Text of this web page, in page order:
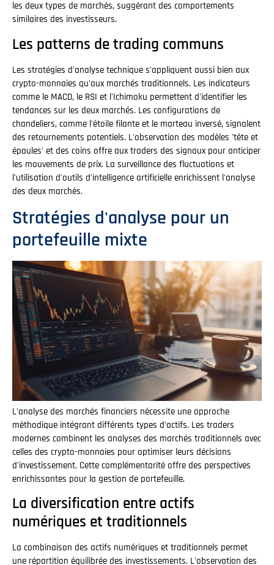
les deux types de marchés, suggérant des comportements
similaires des investisseurs.
Les patterns de trading communs
Les stratégies d'analyse technique s'appliquent aussi bien aux
crypto-monnaies qu'aux marchés traditionnels. Les indicateurs
comme le MACD, le RSI et l'Ichimoku permettent d'identifier les
tendances sur les deux marchés. Les configurations de
chandeliers, comme l'étoile filante et le marteau inversé, signalent
des retournements potentiels. L'observation des modèles 'tête et
épaules' et des coins offre aux traders des signaux pour anticiper
les mouvements de prix. La surveillance des fluctuations et
l'utilisation d'outils d'intelligence artificielle enrichissent l'analyse
des deux marchés.
Stratégies d'analyse pour un
portefeuille mixte
L'analyse des marchés financiers nécessite une approche
méthodique intégrant différents types d'actifs. Les traders
modernes combinent les analyses des marchés traditionnels avec
celles des crypto-monnaies pour optimiser leurs décisions
d'investissement. Cette complémentarité offre des perspectives
enrichissantes pour la gestion de portefeuille.
La diversification entre actifs
numériques et traditionnels
La combinaison des actifs numériques et traditionnels permet
une répartition équilibrée des investissements. L'observation des